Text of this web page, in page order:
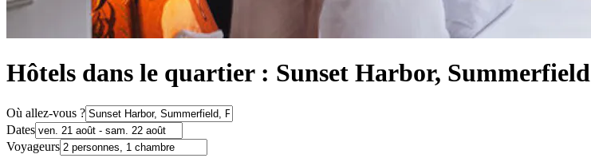
Hôtels dans le quartier : Sunset Harbor, Summerfield
Où allez-vous ?
Dates
Voyageurs